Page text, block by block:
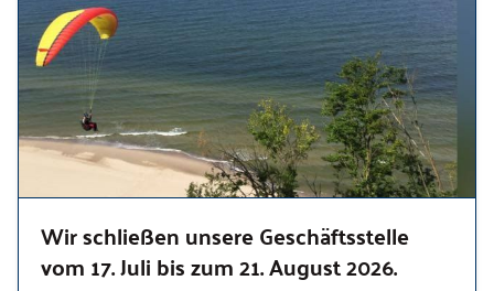
Wir schließen unsere Geschäftsstelle
vom 17. Juli bis zum 21. August 2026.